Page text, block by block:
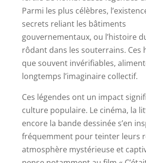
Parmi les plus célèbres,
secrets reliant les bâtiments
gouvernementaux, ou l’histoire
rôdant dans les souterrains. Ces
que souvent invérifiables,
longtemps l’imaginaire collectif.
Ces légendes ont un impact
culture populaire. Le cinéma, la
encore la bande dessinée s’en
fréquemment pour teinter leurs
atmosphère mystérieuse et